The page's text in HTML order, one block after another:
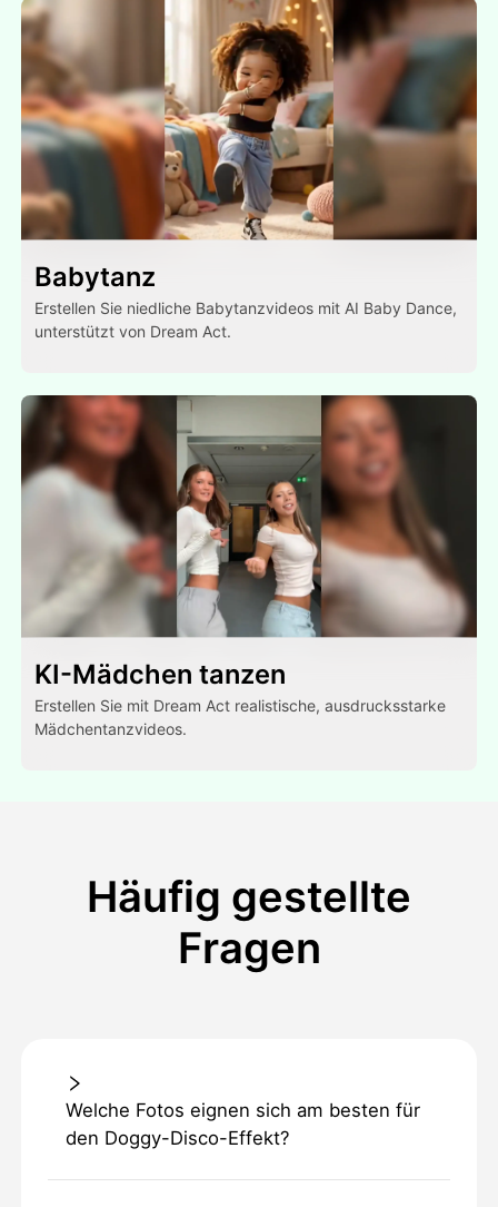
Babytanz
Erstellen Sie niedliche Babytanzvideos mit AI Baby Dance,
unterstützt von Dream Act.
KI-Mädchen tanzen
Erstellen Sie mit Dream Act realistische, ausdrucksstarke
Mädchentanzvideos.
Häufig gestellte
Fragen
Welche Fotos eignen sich am besten für
den Doggy-Disco-Effekt?